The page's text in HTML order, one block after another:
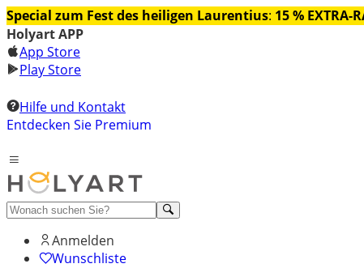
Special zum Fest des heiligen Laurentius: 15 % EXTRA-
Holyart APP
App Store
Play Store
Hilfe und Kontakt
Entdecken Sie Premium
Anmelden
Wunschliste